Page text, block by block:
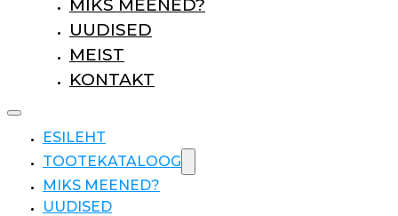
MIKS MEENED?
UUDISED
MEIST
KONTAKT
ESILEHT
TOOTEKATALOOG
MIKS MEENED?
UUDISED